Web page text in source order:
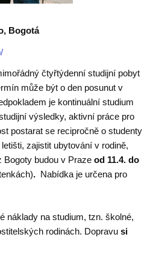
Bogotá
čtyřtýdenní studijní pobyt
může být o den posunut v
je kontinuální studium
výsledky, aktivní práce pro
postarat se recipročně o studenty
zajistit ubytování v rodině,
Bogoty budou v Prazeod 11.4. do
. Nabídka je určena pro
náklady na studium, tzn. školné,
rodinách. Dopravusi